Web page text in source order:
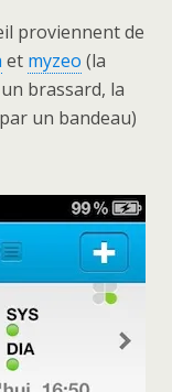
proviennent de
et myzeo (la
brassard, la
un bandeau)